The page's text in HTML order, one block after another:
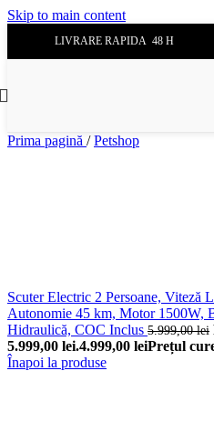
Skip to main content
LIVRARE RAPIDA 48 H
Prima pagină / Petshop
Scuter Electric 2 Persoane, Viteză
Autonomie 45 km, Motor 1500W,
Hidraulică, COC Inclus 5.999,00lei
5.999,00 lei.4.999,00 leiPrețul
Înapoi la produse